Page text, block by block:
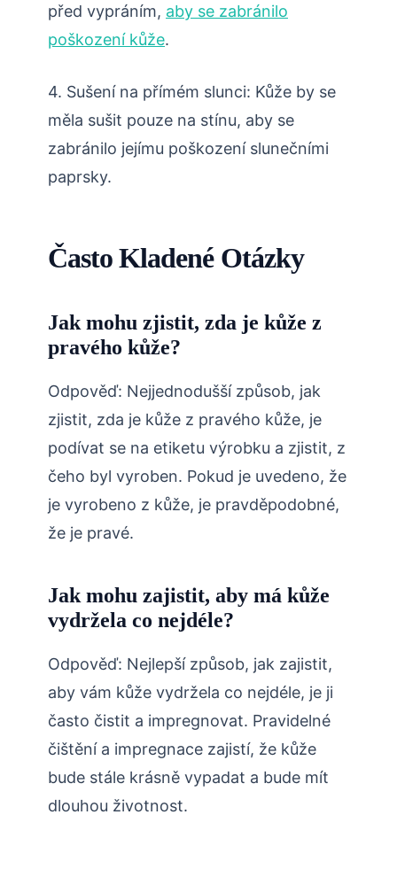
před vypráním, aby se zabránilo
poškození kůže.
4. Sušení na přímém slunci: Kůže by se
měla sušit pouze na stínu, aby se
zabránilo jejímu poškození slunečními
paprsky.
Často Kladené Otázky
Jak mohu zjistit, zda je kůže z
pravého kůže?
Odpověď: Nejjednodušší způsob, jak
zjistit, zda je kůže z pravého kůže, je
podívat se na etiketu výrobku a zjistit, z
čeho byl vyroben. Pokud je uvedeno, že
je vyrobeno z kůže, je pravděpodobné,
že je pravé.
Jak mohu zajistit, aby má kůže
vydržela co nejdéle?
Odpověď: Nejlepší způsob, jak zajistit,
aby vám kůže vydržela co nejdéle, je ji
často čistit a impregnovat. Pravidelné
čištění a impregnace zajistí, že kůže
bude stále krásně vypadat a bude mít
dlouhou životnost.